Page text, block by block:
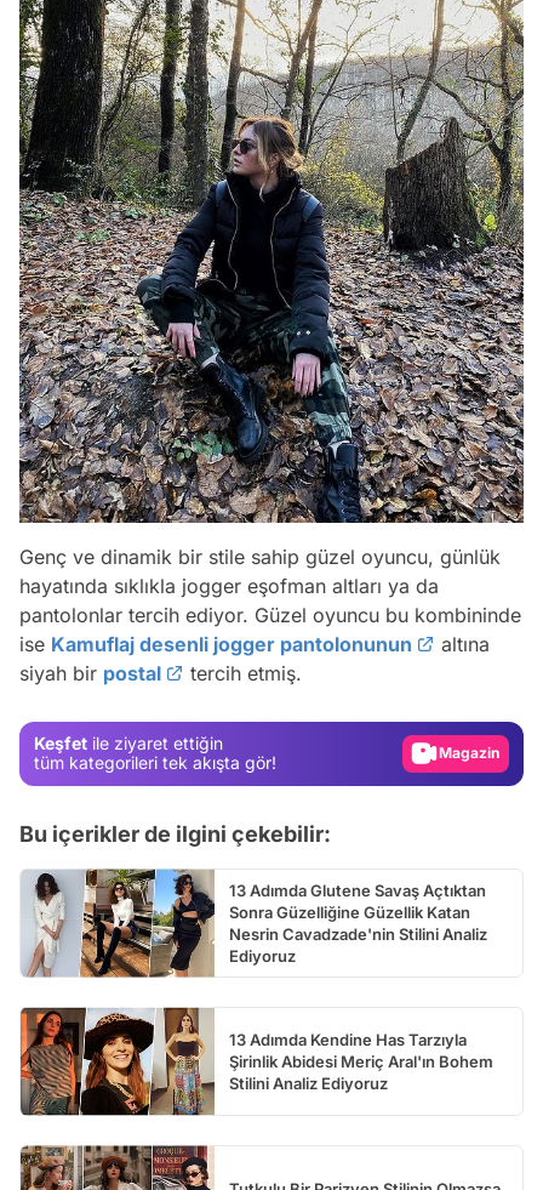
Genç ve dinamik bir stile sahip güzel oyuncu, günlük
hayatında sıklıkla jogger eşofman altları ya da
pantolonlar tercih ediyor. Güzel oyuncu bu kombininde
ise Kamuflaj desenli jogger pantolonunun
altına
siyah bir postal tercih etmiş.
Keşfet ile ziyaret ettiğin
tüm kategorileri tek akışta gör!
Video
Bu içerikler de ilgini çekebilir:
13 Adımda Glutene Savaş Açtıktan
Sonra Güzelliğine Güzellik Katan
Nesrin Cavadzade'nin Stilini Analiz
Ediyoruz
13 Adımda Kendine Has Tarzıyla
Şirinlik Abidesi Meriç Aral'ın Bohem
Stilini Analiz Ediyoruz